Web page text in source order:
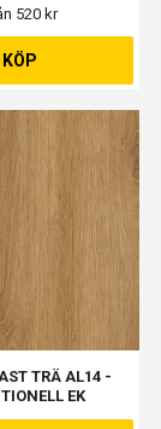
520 kr
KÖP
TRÄ AL14 -
EK